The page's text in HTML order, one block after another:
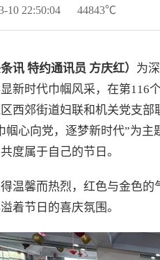
10 22:50:04 44843℃
讯 特约通讯员 方庆红） 为
新时代巾帼风采，在第116
西郊街道妇联和机关党支
帼心向党，逐梦新时代”为
度属于自己的节日。
温馨而热烈，红色与金色
着节日的喜庆氛围。